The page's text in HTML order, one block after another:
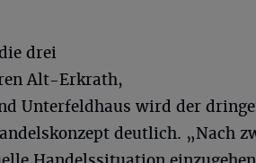
drei
Alt-Erkrath,
Unterfeldhaus wird der
deutlich. „Nach